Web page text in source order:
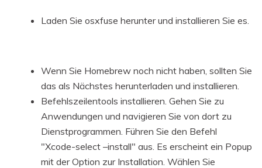
Laden Sie osxfuse herunter und installieren Sie es.
Wenn Sie Homebrew noch nicht haben, sollten Sie
das als Nächstes herunterladen und installieren.
Befehlszeilentools installieren. Gehen Sie zu
Anwendungen und navigieren Sie von dort zu
Dienstprogrammen. Führen Sie den Befehl
"Xcode-select –install" aus. Es erscheint ein Popup
mit der Option zur Installation. Wählen Sie